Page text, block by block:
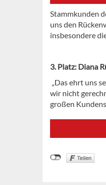
Stammkunden
uns den
insbesondere
3. Platz: Diana
„Das ehrt uns
wir nicht
großen